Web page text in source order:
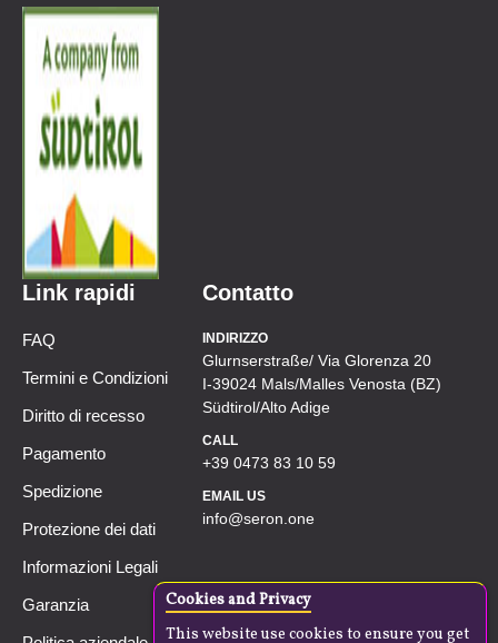
Cookies and Privacy
This website use cookies to ensure you get
Link rapidi
FAQ
Termini e Condizioni
Diritto di recesso
Pagamento
Spedizione
Protezione dei dati
Informazioni Legali
Garanzia
Contatto
INDIRIZZO
Glurnserstraße/ Via Glorenza 20
I-39024 Mals/Malles Venosta (BZ)
Südtirol/Alto Adige
CALL
+39 0473 83 10 59
EMAIL US
info@seron.one